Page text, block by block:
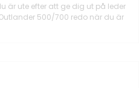
är ute efter att ge dig ut på leder
500/700 redo när du är